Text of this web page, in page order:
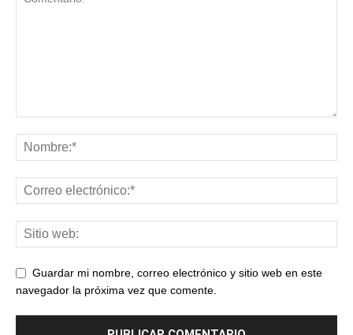
Guardar mi nombre, correo electrónico y sitio web en este
navegador la próxima vez que comente.